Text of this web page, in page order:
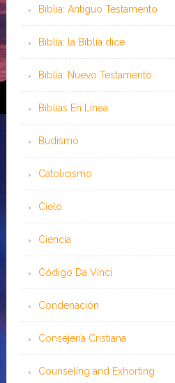
Biblia: Antiguo Testamento
Biblia: la Biblia dice
Biblia: Nuevo Testamento
Bíblias En Línea
Budismo
Catolicismo
Cielo
Ciencia
Código Da Vinci
Condenación
Consejería Cristiana
Counseling and Exhorting